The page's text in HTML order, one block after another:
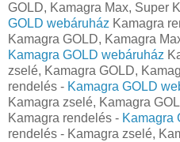
GOLD, Kamagra Max, Super
GOLD webáruház Kamagra
Kamagra GOLD, Kamagra
Kamagra GOLD webáruház
zselé, Kamagra GOLD,
rendelés - Kamagra GOLD
Kamagra zselé, Kamagra
Kamagra rendelés - Kamagra
rendelés - Kamagra zselé,